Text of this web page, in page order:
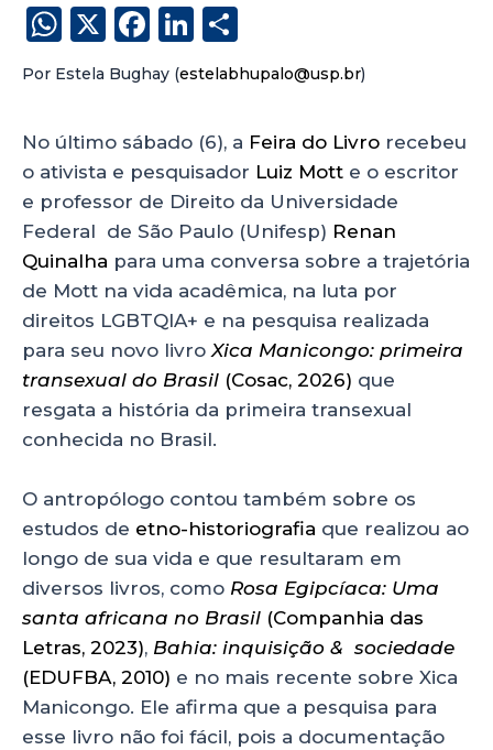
W
h
a
ts
A
p
p
X
F
a
c
e
b
o
o
k
Li
n
k
e
dI
n
h
a
re
Por Estela Bughay (estelabhupalo@usp.br)
No último sábado (6), a Feira do Livro recebeu
o ativista e pesquisador Luiz Mott e o escritor
e professor de Direito da Universidade
Federal de São Paulo (Unifesp) Renan
Quinalha para uma conversa sobre a trajetória
de Mott na vida acadêmica, na luta por
direitos LGBTQIA+ e na pesquisa realizada
para seu novo livro Xica Manicongo: primeira
transexual do Brasil (Cosac, 2026) que
resgata a história da primeira transexual
conhecida no Brasil.
O antropólogo contou também sobre os
estudos de etno-historiografia que realizou ao
longo de sua vida e que resultaram em
diversos livros, como Rosa Egipcíaca: Uma
santa africana no Brasil (Companhia das
Letras, 2023), Bahia: inquisição & sociedade
(EDUFBA, 2010) e no mais recente sobre Xica
Manicongo. Ele afirma que a pesquisa para
esse livro não foi fácil, pois a documentação